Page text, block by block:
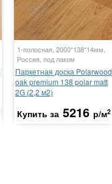
1-полосная, 2000*138*14мм,
Россия, под лаком
Паркетная доска Polarwood
oak premium 138 polar matt
2G (2,2 м2)
Купить за 5216 р/м2